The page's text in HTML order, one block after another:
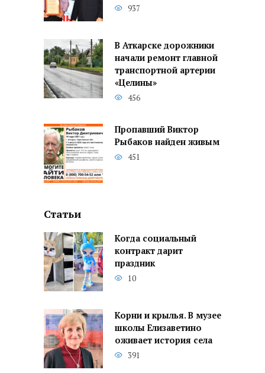
937
В Аткарске дорожники
начали ремонт главной
транспортной артерии
«Целины»
456
Пропавший Виктор
Рыбаков найден живым
451
Статьи
Когда социальный
контракт дарит
праздник
10
Корни и крылья. В музее
школы Елизаветино
оживает история села
391